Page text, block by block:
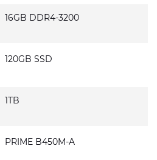
16GB DDR4-3200
120GB SSD
1TB
PRIME B450M-A